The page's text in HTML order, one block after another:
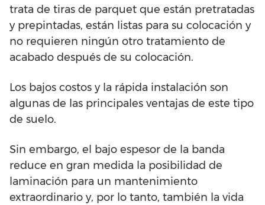
trata de tiras de parquet que están pretratadas
y prepintadas, están listas para su colocación y
no requieren ningún otro tratamiento de
acabado después de su colocación.
Los bajos costos y la rápida instalación son
algunas de las principales ventajas de este tipo
de suelo.
Sin embargo, el bajo espesor de la banda
reduce en gran medida la posibilidad de
laminación para un mantenimiento
extraordinario y, por lo tanto, también la vida